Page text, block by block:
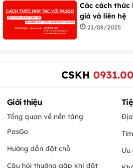
Các cách thức
giá và liên hệ
21/08/2025
CSKH
Giới thiệu
Tổng quan về nền tảng
PasGo
Hướng dẫn đặt chỗ
Câu hỏi thường gặp khi đặt